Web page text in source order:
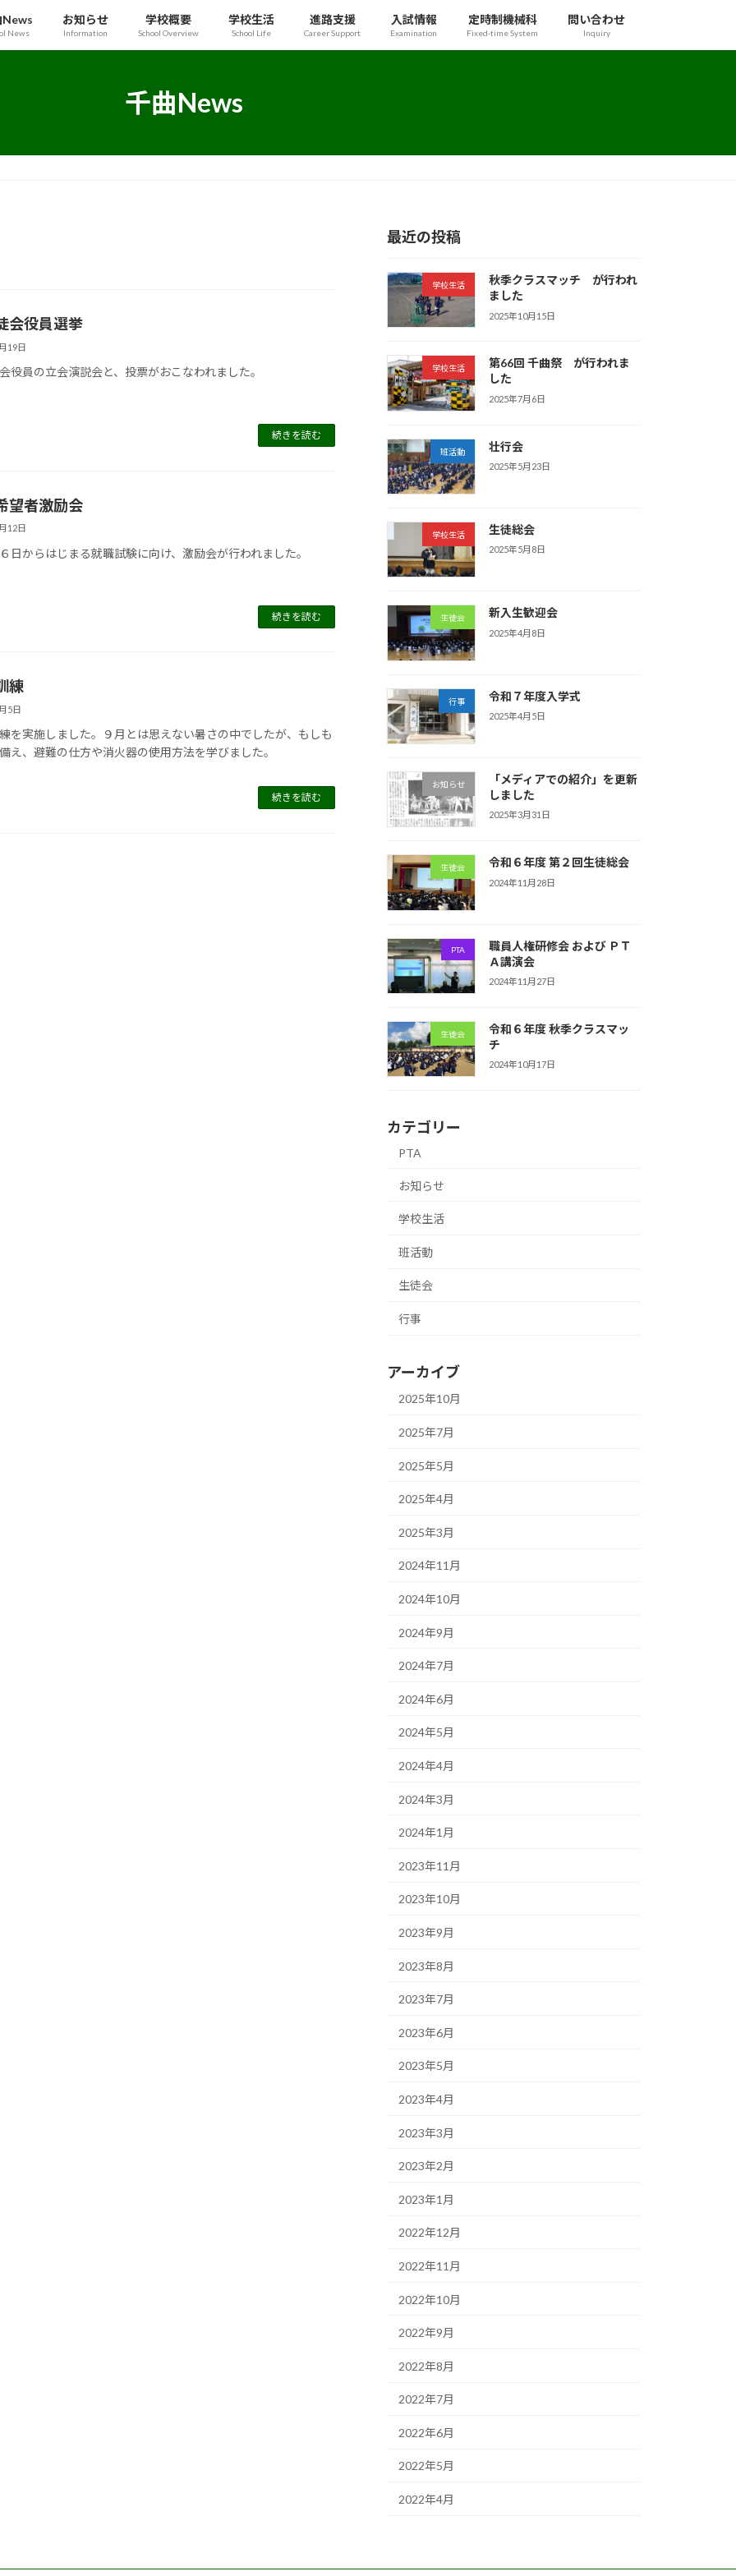
News
News
お知らせ
Information
学校概要
School Overview
学校生活
School Life
進路支援
Career Support
入試情報
Examination
定時制機械科
Fixed-time System
問い合わせ
Inquiry
千曲News
会役員選挙
19日
役員の立会演説会と、投票がおこなわれました。
続きを読む
望者激励会
12日
日からはじまる就職試験に向け、激励会が行われました。
続きを読む
練
5日
を実施しました。９月とは思えない暑さの中でしたが、もしも
え、避難の仕方や消火器の使用方法を学びました。
続きを読む
最近の投稿
学校生活
秋季クラスマッチ が行われ
ました
2025年10月15日
学校生活
第66回 千曲祭 が行われま
した
2025年7月6日
班活動 壮行会
2025年5月23日
学校生活 生徒総会
2025年5月8日
生徒会 新入生歓迎会
2025年4月8日
行事 令和７年度入学式
2025年4月5日
お知らせ
「メディアでの紹介」を更新
しました
2025年3月31日
生徒会 令和６年度 第２回生徒総会
2024年11月28日
PTA
職員人権研修会 および ＰＴ
Ａ講演会
2024年11月27日
生徒会
令和６年度 秋季クラスマッ
チ
2024年10月17日
カテゴリー
PTA
お知らせ
学校生活
班活動
生徒会
行事
アーカイブ
2025年10月
2025年7月
2025年5月
2025年4月
2025年3月
2024年11月
2024年10月
2024年9月
2024年7月
2024年6月
2024年5月
2024年4月
2024年3月
2024年1月
2023年11月
2023年10月
2023年9月
2023年8月
2023年7月
2023年6月
2023年5月
2023年4月
2023年3月
2023年2月
2023年1月
2022年12月
2022年11月
2022年10月
2022年9月
2022年8月
2022年7月
2022年6月
2022年5月
2022年4月